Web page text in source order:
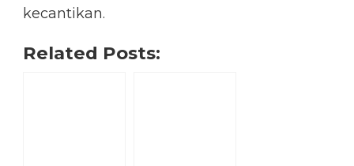
kecantikan.
Related Posts: